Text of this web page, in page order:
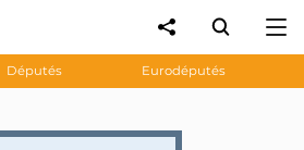
Députés Eurodéputés